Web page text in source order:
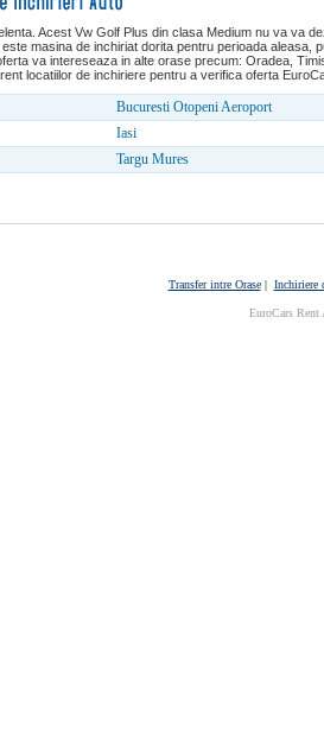
Acest Vw Golf Plus din clasa Medium nu va va
masina de inchiriat dorita pentru perioada aleasa,
va intereseaza in alte orase precum: Oradea,
locatiilor de inchiriere pentru a verifica oferta
Bucuresti Otopeni Aeroport
Iasi
Targu Mures
Transfer intre Orase| Inchiriere
EuroCars